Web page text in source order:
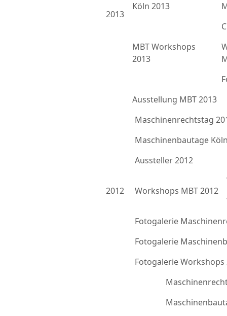
2013
Köln 2013
MBT Workshops
2013
Ausstellung MBT 2013
2012
Maschinenrechtstag
Maschinenbautage
Aussteller 2012
Workshops MBT 2012
Fotogalerie
Fotogalerie
Fotogalerie Workshops